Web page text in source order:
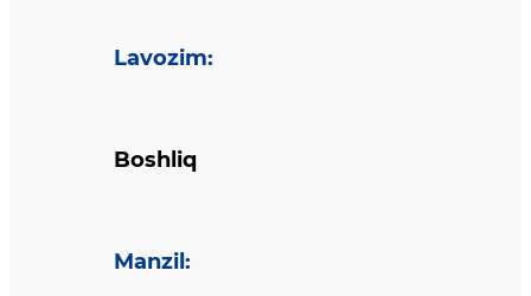
Lavozim:
Boshliq
Manzil :